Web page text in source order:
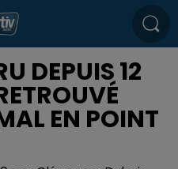
DEPUIS 12
EN POINT